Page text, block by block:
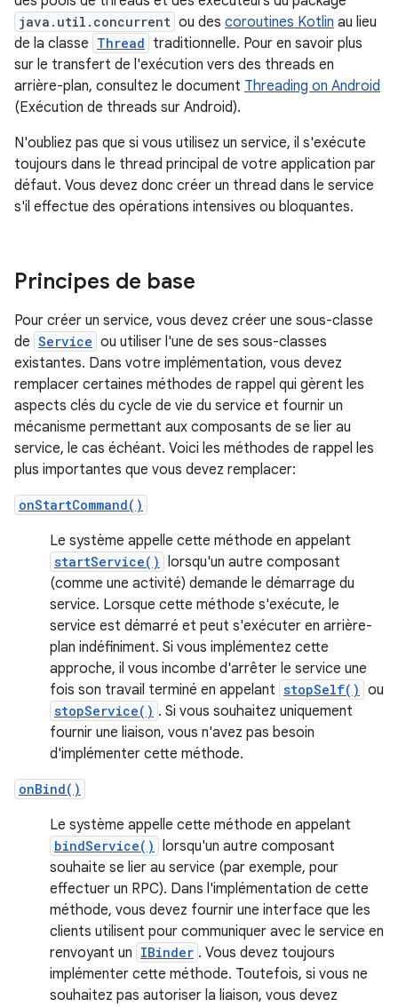
java.util.concurrent ou des coroutines Kotlin au lieu
de la classe Thread traditionnelle. Pour en savoir plus
sur le transfert de l'exécution vers des threads en
arrière-plan, consultez le document Threading on Android
(Exécution de threads sur Android).
N'oubliez pas que si vous utilisez un service, il s'exécute
toujours dans le thread principal de votre application par
défaut. Vous devez donc créer un thread dans le service
s'il effectue des opérations intensives ou bloquantes.
Principes de base
Pour créer un service, vous devez créer une sous-classe
de Service ou utiliser l'une de ses sous-classes
existantes. Dans votre implémentation, vous devez
remplacer certaines méthodes de rappel qui gèrent les
aspects clés du cycle de vie du service et fournir un
mécanisme permettant aux composants de se lier au
service, le cas échéant. Voici les méthodes de rappel les
plus importantes que vous devez remplacer:
onStartCommand()
Le système appelle cette méthode en appelant
startService() lorsqu'un autre composant
(comme une activité) demande le démarrage du
service. Lorsque cette méthode s'exécute, le
service est démarré et peut s'exécuter en arrière-
plan indéfiniment. Si vous implémentez cette
approche, il vous incombe d'arrêter le service une
fois son travail terminé en appelant stopSelf() ou
stopService() . Si vous souhaitez uniquement
fournir une liaison, vous n'avez pas besoin
d'implémenter cette méthode.
onBind()
Le système appelle cette méthode en appelant
bindService() lorsqu'un autre composant
souhaite se lier au service (par exemple, pour
effectuer un RPC). Dans l'implémentation de cette
méthode, vous devez fournir une interface que les
clients utilisent pour communiquer avec le service en
renvoyant un IBinder . Vous devez toujours
implémenter cette méthode. Toutefois, si vous ne
souhaitez pas autoriser la liaison, vous devez